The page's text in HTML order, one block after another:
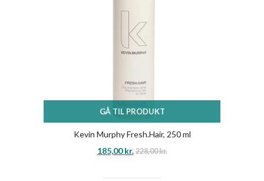
GÅ TIL PRODUKT
Kevin Murphy Fresh.Hair, 250 ml
185,00kr. 228,00kr.